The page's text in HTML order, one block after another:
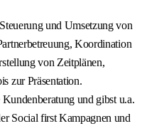
und Umsetzung von
Koordination
von Zeitplänen,
zur Präsentation.
und gibst u.a.
Social first Kampagnen und